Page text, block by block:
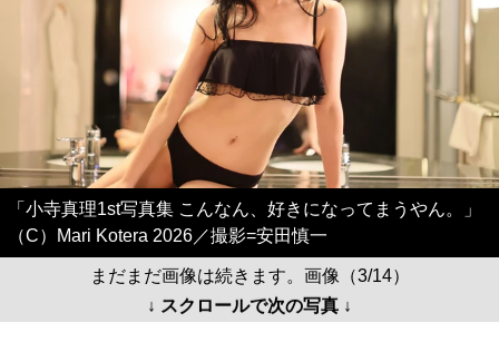
「小寺真理1st写真集 こんなん、好きになってまうやん。」
（C）Mari Kotera 2026／撮影=安田慎一
まだまだ画像は続きます。画像（3/14）
↓ スクロールで次の写真 ↓